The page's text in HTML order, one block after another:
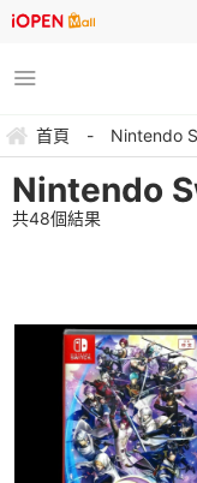
首頁 - Nintendo
Nintendo
共48個結果